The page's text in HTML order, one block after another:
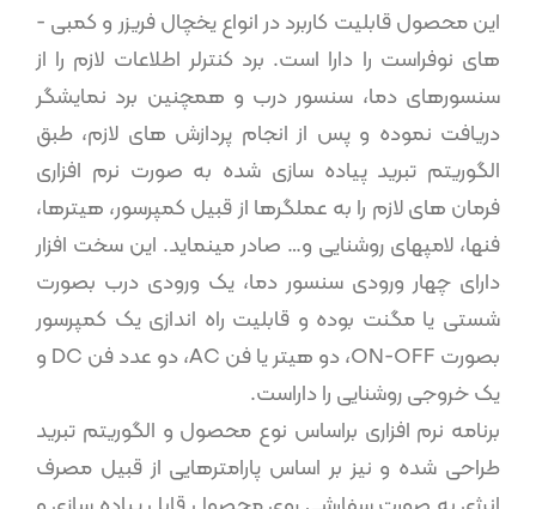
این محصول قابلیت کاربرد در انواع یخچال فریزر و کمبی ­
های نوفراست را دارا است. برد کنترلر اطلاعات لازم را از
سنسور­های دما، سنسور درب و همچنین برد نمایشگر
دریافت نموده و پس از انجام پردازش های لازم، طبق
الگوریتم تبرید پیاده ­سازی شده به صورت نرم ­افزاری
فرمان­ های لازم را به عملگر­ها از قبیل کمپرسور، هیترها،
فن­ها، لامپهای روشنایی و… صادر می­نماید. این سخت افزار
دارای چهار ورودی سنسور دما، یک ورودی درب بصورت
شستی یا مگنت بوده و قابلیت راه اندازی یک کمپرسور
بصورت ON-OFF، دو هیتر یا فن AC، دو عدد فن DC و
یک خروجی روشنایی را داراست.
برنامه نرم ­افزاری براساس نوع محصول و الگوریتم تبرید
طراحی شده و نیز بر­ اساس پارامتر­هایی از قبیل مصرف